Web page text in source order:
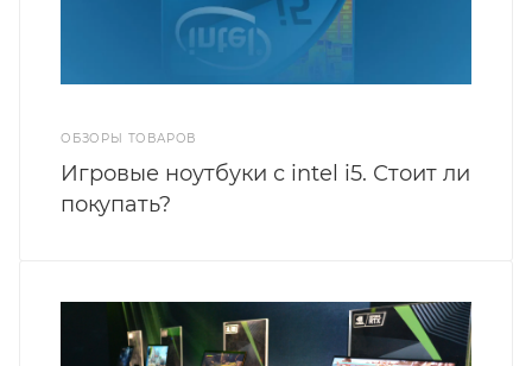
ОБЗОРЫ ТОВАРОВ
Игровые ноутбуки с intel i5. Стоит ли
покупать?